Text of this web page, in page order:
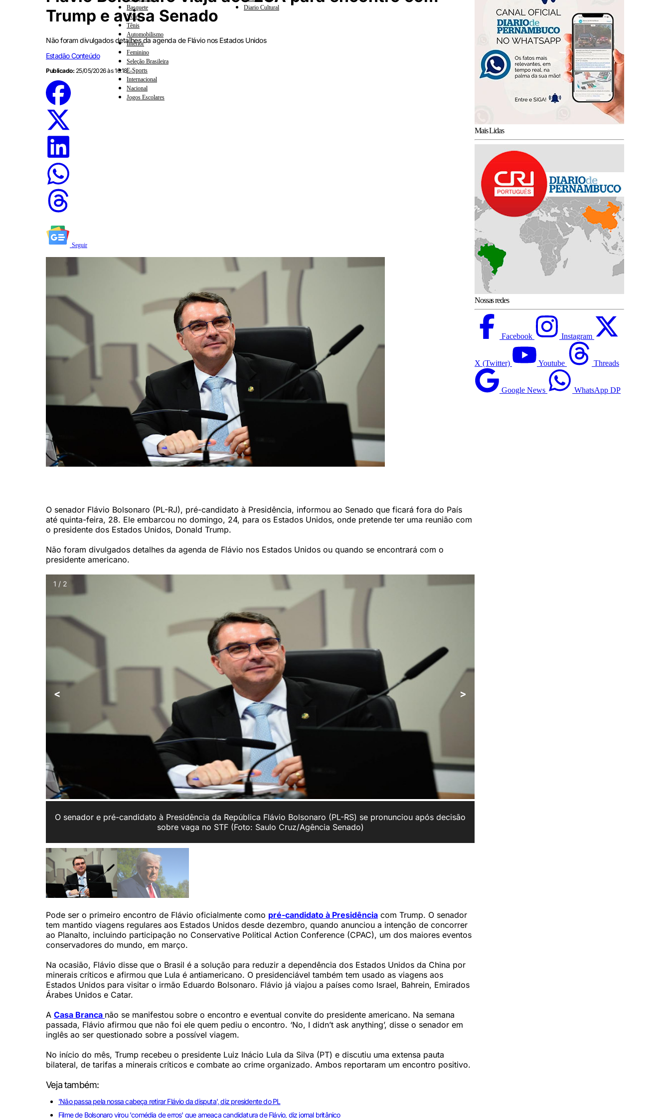
Basquete
Vôlei
Tênis
Automobilismo
Interior
Feminino
Seleção Brasileira
E-Sports
Internacional
Nacional
Jogos Escolares
Diario Cultural
Trump e avisa Senado
Não foram divulgados detalhes da agenda de Flávio nos Estados Unidos
Estadão Conteúdo
Publicado: 25/05/2026 às 16:18
Seguir
O senador Flávio Bolsonaro (PL-RJ), pré-candidato à Presidência, informou ao Senado que ficará fora do País
até quinta-feira, 28. Ele embarcou no domingo, 24, para os Estados Unidos, onde pretende ter uma reunião com
o presidente dos Estados Unidos, Donald Trump.
Não foram divulgados detalhes da agenda de Flávio nos Estados Unidos ou quando se encontrará com o
presidente americano.
1 / 2
< >
O senador e pré-candidato à Presidência da República Flávio Bolsonaro (PL-RS) se pronunciou após decisão
sobre vaga no STF (Foto: Saulo Cruz/Agência Senado)
Pode ser o primeiro encontro de Flávio oficialmente como pré-candidato à Presidência com Trump. O senador
tem mantido viagens regulares aos Estados Unidos desde dezembro, quando anunciou a intenção de concorrer
ao Planalto, incluindo participação no Conservative Political Action Conference (CPAC), um dos maiores eventos
conservadores do mundo, em março.
Na ocasião, Flávio disse que o Brasil é a solução para reduzir a dependência dos Estados Unidos da China por
minerais críticos e afirmou que Lula é antiamericano. O presidenciável também tem usado as viagens aos
Estados Unidos para visitar o irmão Eduardo Bolsonaro. Flávio já viajou a países como Israel, Bahrein, Emirados
Árabes Unidos e Catar.
A Casa Branca não se manifestou sobre o encontro e eventual convite do presidente americano. Na semana
passada, Flávio afirmou que não foi ele quem pediu o encontro. ‘No, I didn’t ask anything’, disse o senador em
inglês ao ser questionado sobre a possível viagem.
No início do mês, Trump recebeu o presidente Luiz Inácio Lula da Silva (PT) e discutiu uma extensa pauta
bilateral, de tarifas a minerais críticos e combate ao crime organizado. Ambos reportaram um encontro positivo.
Veja também:
'Não passa pela nossa cabeça retirar Flávio da disputa', diz presidente do PL
Filme de Bolsonaro virou 'comédia de erros' que ameaça candidatura de Flávio, diz jornal britânico
Mais Lidas
Nossas redes
Facebook Instagram
X (Twitter) Youtube Threads
Google News WhatsApp DP